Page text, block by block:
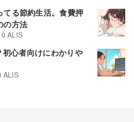
る節約生活。食費押
の方法
ALIS
心者向けにわかりや
ALIS